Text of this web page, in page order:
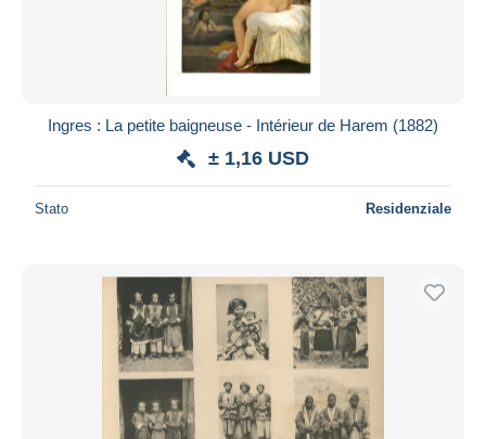
Ingres : La petite baigneuse - Intérieur de Harem (1882)
± 1,16 USD
Stato Residenziale